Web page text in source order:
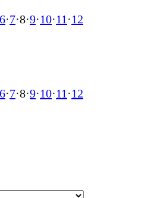
6·7·8·9·10·11 ·12
6·7·8·9·10·11 ·12